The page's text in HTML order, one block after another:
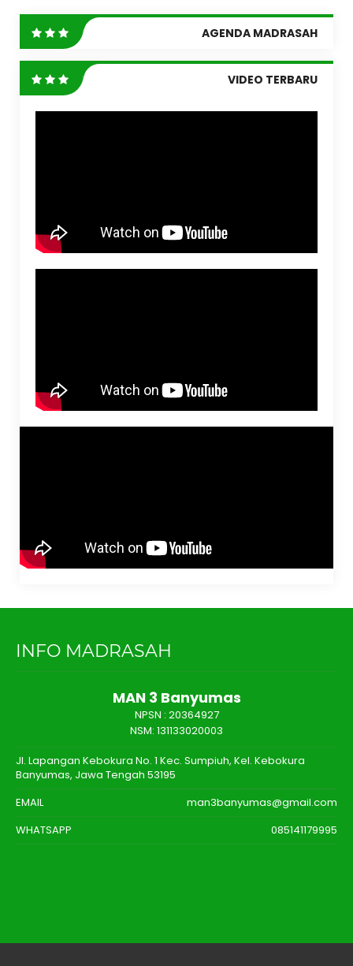
AGENDA MADRASAH
VIDEO TERBARU
INFO MADRASAH
MAN 3 Banyumas
NPSN : 20364927
NSM: 131133020003
Jl. Lapangan Kebokura No. 1 Kec. Sumpiuh, Kel. Kebokura
Banyumas, Jawa Tengah 53195
EMAIL
man3banyumas@gmail.com
WHATSAPP
085141179995